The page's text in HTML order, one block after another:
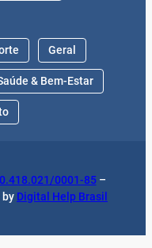
Geral
& Bem-Estar
0001-85–
by Digital Help Brasil